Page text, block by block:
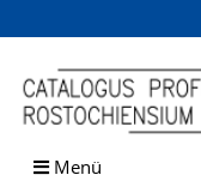
Browsen
direkt zum Inhalt
Menü